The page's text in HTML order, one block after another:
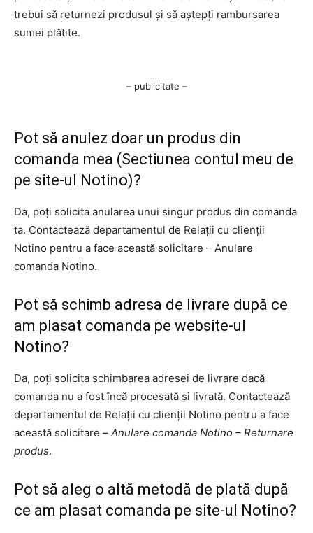
trebui să returnezi produsul și să aștepți rambursarea
sumei plătite.
– publicitate –
Pot să anulez doar un produs din
comanda mea (Sectiunea contul meu de
pe site-ul Notino)?
Da, poți solicita anularea unui singur produs din comanda
ta. Contactează departamentul de Relații cu clienții
Notino pentru a face această solicitare – Anulare
comanda Notino.
Pot să schimb adresa de livrare după ce
am plasat comanda pe website-ul
Notino?
Da, poți solicita schimbarea adresei de livrare dacă
comanda nu a fost încă procesată și livrată. Contactează
departamentul de Relații cu clienții Notino pentru a face
această solicitare – Anulare comanda Notino – Returnare
produs.
Pot să aleg o altă metodă de plată după
ce am plasat comanda pe site-ul Notino?